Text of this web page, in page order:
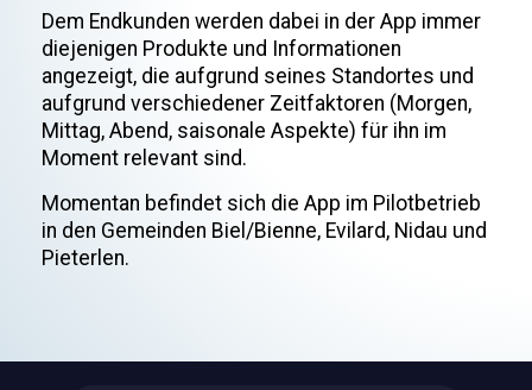
Dem Endkunden werden dabei in der App immer
diejenigen Produkte und Informationen
angezeigt, die aufgrund seines Standortes und
aufgrund verschiedener Zeitfaktoren (Morgen,
Mittag, Abend, saisonale Aspekte) für ihn im
Moment relevant sind.
Momentan befindet sich die App im Pilotbetrieb
in den Gemeinden Biel/Bienne, Evilard, Nidau und
Pieterlen.